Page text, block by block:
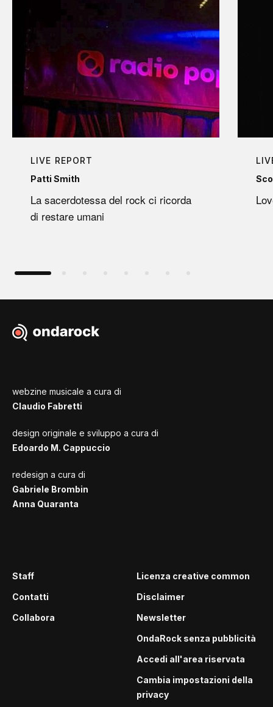
LIVE REPORT
Patti Smith
La sacerdotessa del rock ci ricorda
di restare umani
webzine musicale a cura di
Claudio Fabretti
design originale e sviluppo a cura di
Edoardo M. Cappuccio
redesign a cura di
Gabriele Brombin
Anna Quaranta
Staff
Contatti
Collabora
Licenza creative common
Disclaimer
Newsletter
OndaRock senza pubblicità
Accedi all'area riservata
Cambia impostazioni della
privacy